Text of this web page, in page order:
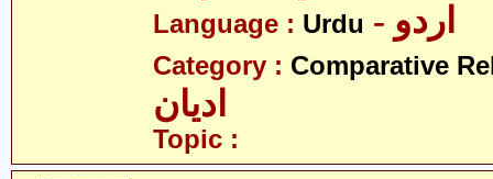
Language : Urdu - اردو
Category : Comparative
ادیان
Topic :